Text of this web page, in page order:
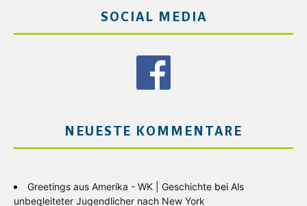
SOCIAL MEDIA
NEUESTE KOMMENTARE
Greetings aus Amerika - WK | Geschichte bei Als
unbegleiteter Jugendlicher nach New York